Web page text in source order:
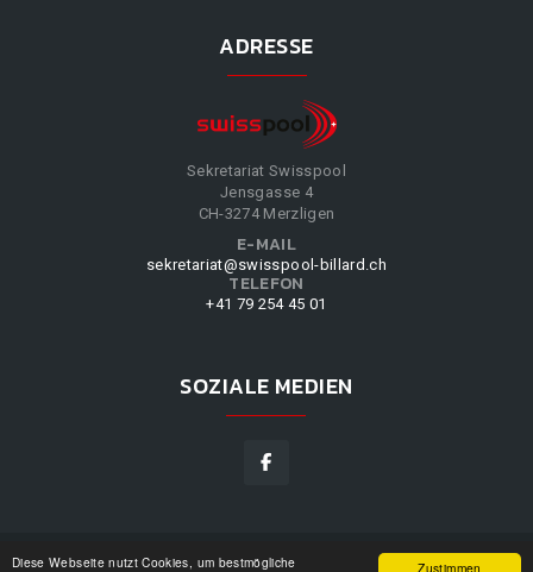
Zustimmen
Diese Webseite nutzt Cookies, um bestmögliche
ADRESSE
Sekretariat Swisspool
Jensgasse 4
CH-3274 Merzligen
E-MAIL
sekretariat@swisspool-billard.ch
TELEFON
+41 79 254 45 01
SOZIALE MEDIEN
SWISSPOOL©2026|DESIGN BY UNSERE